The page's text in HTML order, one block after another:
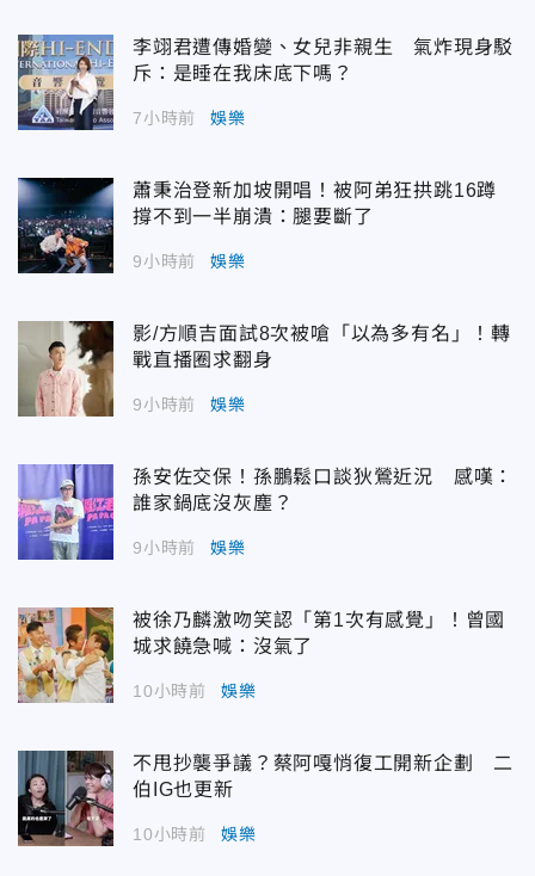
李翊君遭傳婚變、女兒非親生 氣炸現身駁
斥：是睡在我床底下嗎？
7小時前 娛樂
蕭秉治登新加坡開唱！被阿弟狂拱跳16蹲
撐不到一半崩潰：腿要斷了
9小時前 娛樂
影/方順吉面試8次被嗆「以為多有名」！轉
戰直播圈求翻身
9小時前 娛樂
孫安佐交保！孫鵬鬆口談狄鶯近況 感嘆：
誰家鍋底沒灰塵？
9小時前 娛樂
被徐乃麟激吻笑認「第1次有感覺」！曾國
城求饒急喊：沒氣了
10小時前 娛樂
不甩抄襲爭議？蔡阿嘎悄復工開新企劃 二
伯IG也更新
10小時前 娛樂